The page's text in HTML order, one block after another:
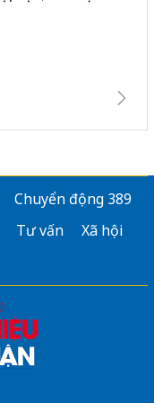
Chuyển động 389
Tư vấn
Xã hội